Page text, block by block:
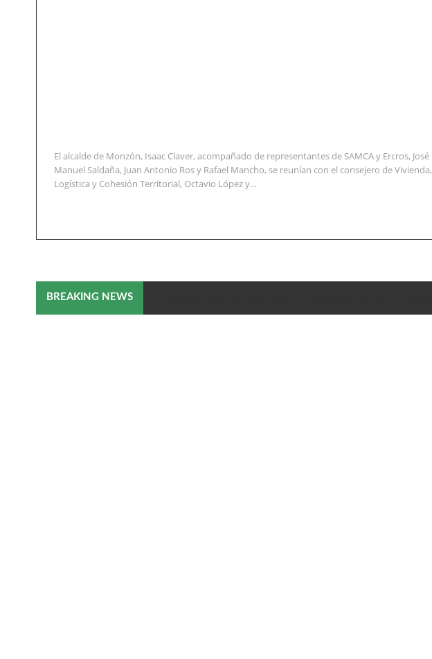
El alcalde de Monzón, Isaac Claver, acompañado de representantes de SAMCA y Ercros, José
Manuel Saldaña, Juan Antonio Ros y Rafael Mancho, se reunían con el consejero de Vivienda,
Logística y Cohesión Territorial, Octavio López y...
BREAKING NEWS